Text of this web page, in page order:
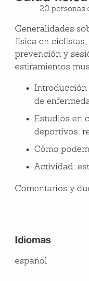
20 personas
Generalidades
física en
prevención y
estiramientos
Introducción
de
Estudios en
deportivos,
Cómo
Actividad:
Comentarios y
Idiomas
español